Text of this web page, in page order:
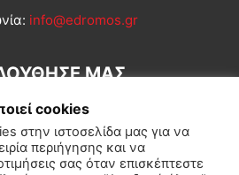
info@edromos.gr
ΜΑΣ
cookies
στην ιστοσελίδα μας για να
περιήγησης και να
σας όταν επισκέπτεστε